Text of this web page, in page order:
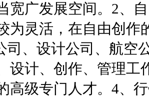
宽广发展空间。2、
为灵活，在自由创作
司、设计公司、航空
设计、创作、管理工
高级专门人才。4、